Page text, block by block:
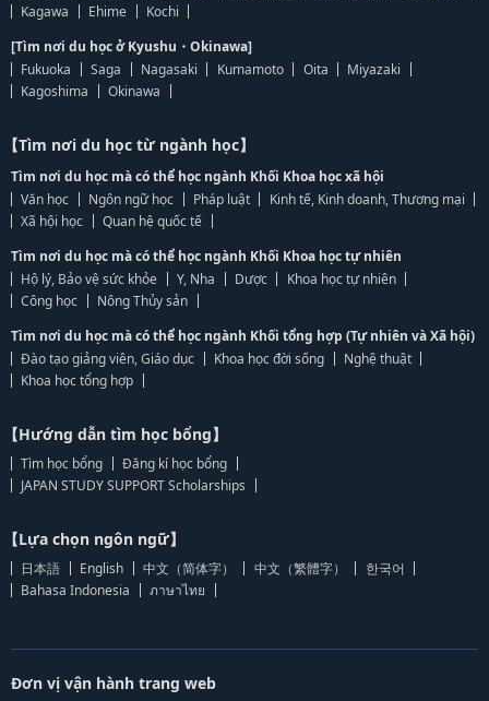
Kagawa
Ehime
Kochi
[Tìm nơi du học ở Kyushu・Okinawa]
Fukuoka
Saga Nagasaki Kumamoto Oita
Miyazaki
Kagoshima
Okinawa
【Tìm nơi du học từ ngành học】
Tìm nơi du học mà có thể học ngành Khối Khoa học xã hội
Văn học
Ngôn ngữ học Pháp luật
Kinh tế, Kinh doanh, Thương mại
Xã hội học
Quan hệ quốc tế
Tìm nơi du học mà có thể học ngành Khối Khoa học tự nhiên
Hộ lý, Bảo vệ sức khỏe
Y, Nha Dược
Khoa học tự nhiên
Công học
Nông Thủy sản
Tìm nơi du học mà có thể học ngành Khối tổng hợp (Tự nhiên và Xã hội)
Đào tạo giảng viên, Giáo dục
Khoa học đời sống
Nghệ thuật
Khoa học tổng hợp
【Hướng dẫn tìm học bổng】
Tìm học bổng
Đăng kí học bổng
JAPAN STUDY SUPPORT Scholarships
【Lựa chọn ngôn ngữ】
日本語 English 中文（简体字） 中文（繁體字）
한국어
Bahasa Indonesia
ภาษาไทย
Đơn vị vận hành trang web